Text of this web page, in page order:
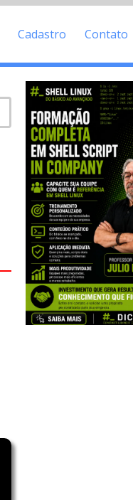
Cadastro Contato